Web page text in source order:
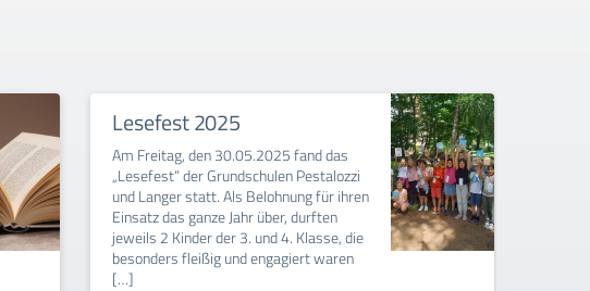
Lesefest 2025
Am Freitag, den 30.05.2025 fand das
„Lesefest“ der Grundschulen Pestalozzi
und Langer statt. Als Belohnung für ihren
Einsatz das ganze Jahr über, durften
jeweils 2 Kinder der 3. und 4. Klasse, die
besonders fleißig und engagiert waren
[…]